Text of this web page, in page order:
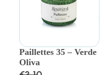
Paillettes 35 – Verde
Oliva